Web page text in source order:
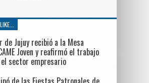
de Jujuy recibió a la Mesa
Joven y reafirmó el trabajo
sector empresario